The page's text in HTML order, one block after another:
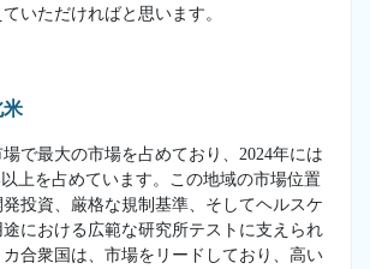
いただければと思います。
米
で最大の市場を占めており、2024年には
上を占めています。この地域の市場位置
投資、厳格な規制基準、そしてヘルスケ
における広範な研究所テストに支えられ
合衆国は、市場をリードしており、高い